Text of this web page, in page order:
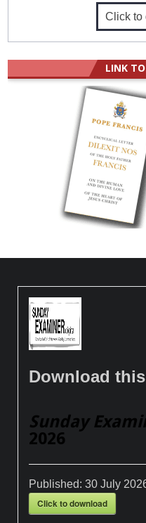
Click to
LINK
Download
Sunday
2026
Published:30 July
Click to download